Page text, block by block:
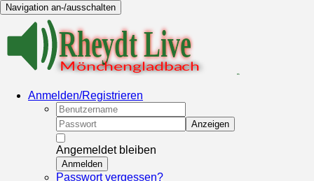
Navigation an-/ausschalten
Anmelden/Registrieren
Anzeigen
Angemeldet bleiben
Anmelden
Passwort vergessen?